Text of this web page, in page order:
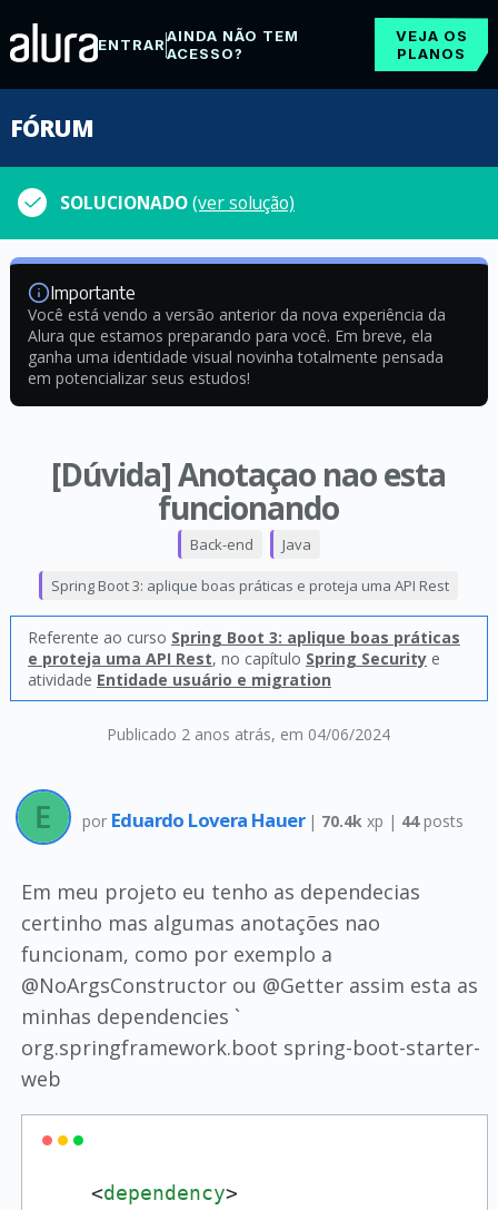
ENTRARAINDA NÃO TEM
ACESSO?
VEJA OS
PLANOS
FÓRUM
SOLUCIONADO(ver solução)
Importante
Você está vendo a versão anterior da nova experiência da
Alura que estamos preparando para você. Em breve, ela
ganha uma identidade visual novinha totalmente pensada
em potencializar seus estudos!
[Dúvida] Anotaçao nao esta
funcionando
Publicado 2 anos atrás, em 04/06/2024
Back-end Java
Spring Boot 3: aplique boas práticas e proteja uma API Rest
Referente ao curso Spring Boot 3: aplique boas práticas
e proteja uma API Rest, no capítulo Spring Securitye
atividade Entidade usuário e migration
por Eduardo Lovera Hauer | 70.4k xp | 44posts
Em meu projeto eu tenho as dependecias
certinho mas algumas anotações nao
funcionam, como por exemplo a
@NoArgsConstructor ou @Getter assim esta as
minhas dependencies `
org.springframework.boot spring-boot-starter-
web
<dependency>